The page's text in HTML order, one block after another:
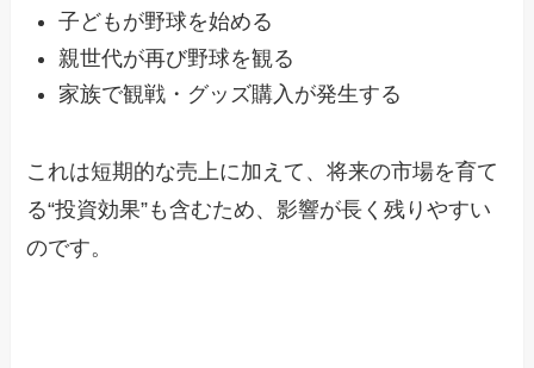
子どもが野球を始める
親世代が再び野球を観る
家族で観戦・グッズ購入が発生する
これは短期的な売上に加えて、将来の市場を育て
る“投資効果”も含むため、影響が長く残りやすい
のです。